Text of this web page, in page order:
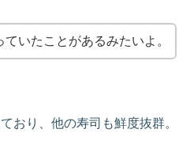
いたことがあるみたいよ。
おり、他の寿司も鮮度抜群。